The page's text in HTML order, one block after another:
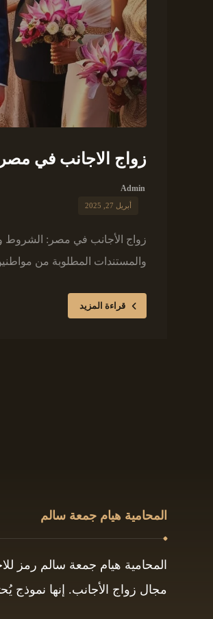
زواج الاجانب في
Admin
أبريل 27, 2025
زواج الأجانب في مصر: الشروط
والمستندات المطلوبة من
قراءة المزيد
المحامية هيام جمعة سالم
المحامية هيام جمعة سالم رمز
مجال زواج الأجانب. إنها نموذج